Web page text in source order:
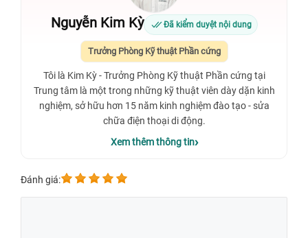
Nguyễn Kim Kỳ Đã kiểm duyệt nội dung
Trưởng Phòng Kỹ thuật Phần cứng
Tôi là Kim Kỳ - Trưởng Phòng Kỹ thuật Phần cứng tại
Trung tâm là một trong những kỹ thuật viên dày dặn kinh
nghiệm, sở hữu hơn 15 năm kinh nghiệm đào tạo - sửa
chữa điện thoại di động.
Xem thêm thông tin
Đánh giá: